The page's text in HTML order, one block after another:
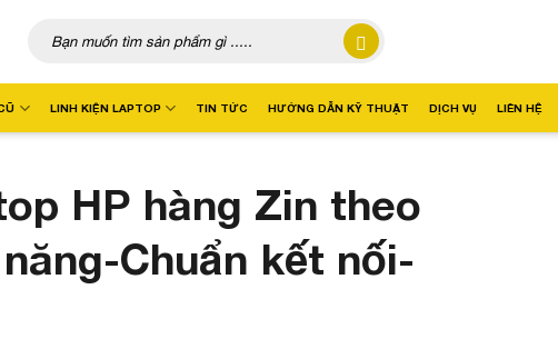
kiếm:
LINH KIỆN LAPTOP TIN TỨC HƯỚNG DẪN KỸ THUẬT DỊCH VỤ LIÊN HỆ
HP hàng Zin theo
Chuẩn kết nối-